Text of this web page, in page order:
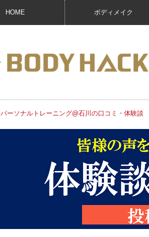
HOME ボディメイク
パーソナルトレーニング@石川の口コミ・体験談